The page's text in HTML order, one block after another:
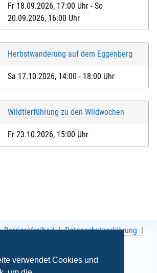
verwendet Cookies und
Fr 18.09.2026, 17:00 Uhr - So
20.09.2026, 16:00 Uhr
Herbstwanderung auf dem Eggenberg
Sa 17.10.2026, 14:00 - 18:00 Uhr
Wildtierführung zu den Wildwochen
Fr 23.10.2026, 15:00 Uhr
Barrierefreiheit
Datenschutzerklärung